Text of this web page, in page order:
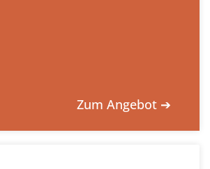
Zum Angebot ➔